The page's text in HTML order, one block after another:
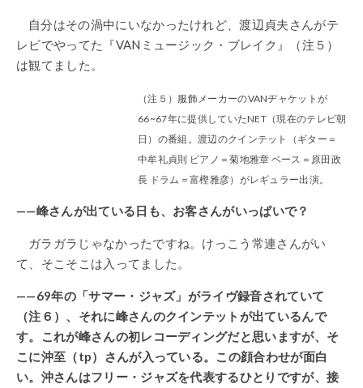
自分はその渦中にいなかったけれど、渡辺貞夫さんがテ
レビでやってた『VANミュージック・ブレイク』（注５）
は観てました。
（注５）服飾メーカーのVANヂャケットが
66~67年に提供していたNET（現在のテレビ朝
日）の番組。渡辺のクインテット（ギター＝
中牟礼貞則 ピアノ＝菊地雅章 ベース＝原田政
長 ドラム＝富樫雅彦）がレギュラー出演。
——峰さんが出ている日も、お客さんがいっぱいで？
ガラガラじゃなかったですね。けっこう常連さんがい
て、そこそこは入ってました。
——69年の「サマー・ジャズ」がライヴ録音されていて
（注６）、それに峰さんのクインテットが出ているんで
す。これが峰さんの初レコーディングだと思いますが、そ
こに沖至（tp）さんが入っている。この顔合わせが面白
い。沖さんはフリー・ジャズを代表するひとりですが、接